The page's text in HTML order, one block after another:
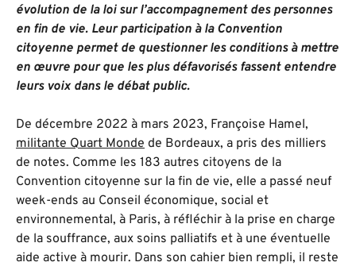
évolution de la loi sur l’accompagnement des personnes
en fin de vie. Leur participation à la Convention
citoyenne permet de questionner les conditions à mettre
en œuvre pour que les plus défavorisés fassent entendre
leurs voix dans le débat public.
De décembre 2022 à mars 2023, Françoise Hamel,
militante Quart Monde de Bordeaux, a pris des milliers
de notes. Comme les 183 autres citoyens de la
Convention citoyenne sur la fin de vie, elle a passé neuf
week-ends au Conseil économique, social et
environnemental, à Paris, à réfléchir à la prise en charge
de la souffrance, aux soins palliatifs et à une éventuelle
aide active à mourir. Dans son cahier bien rempli, il reste